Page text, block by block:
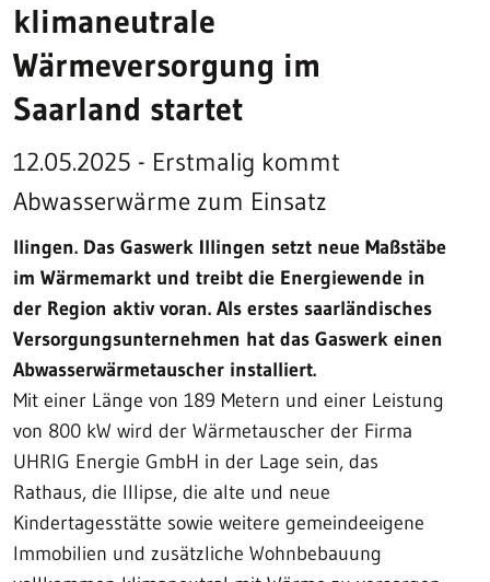
klimaneutrale
Wärmeversorgung im
Saarland startet
12.05.2025 - Erstmalig kommt
Abwasserwärme zum Einsatz
llingen. Das Gaswerk Illingen setzt neue Maßstäbe
im Wärmemarkt und treibt die Energiewende in
der Region aktiv voran. Als erstes saarländisches
Versorgungsunternehmen hat das Gaswerk einen
Abwasserwärmetauscher installiert.
Mit einer Länge von 189 Metern und einer Leistung
von 800 kW wird der Wärmetauscher der Firma
UHRIG Energie GmbH in der Lage sein, das
Rathaus, die Illipse, die alte und neue
Kindertagesstätte sowie weitere gemeindeeigene
Immobilien und zusätzliche Wohnbebauung